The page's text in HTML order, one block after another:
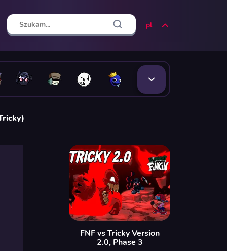
pl
FNF vs Tricky Version
2.0, Phase 3